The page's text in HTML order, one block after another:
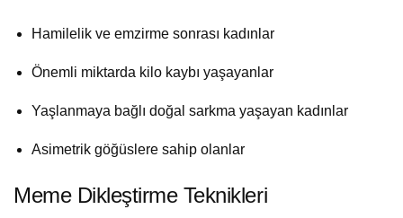
Hamilelik ve emzirme sonrası kadınlar
Önemli miktarda kilo kaybı yaşayanlar
Yaşlanmaya bağlı doğal sarkma yaşayan kadınlar
Asimetrik göğüslere sahip olanlar
Meme Dikleştirme Teknikleri